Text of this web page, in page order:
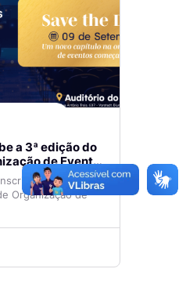
a 3ª edição do
de Eventos
para a 3ª
Organização de